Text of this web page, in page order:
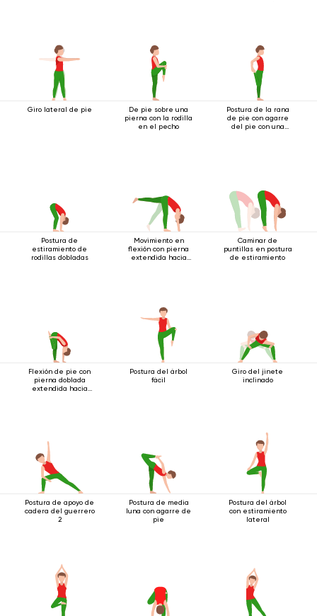
Giro lateral de pie
De pie sobre una
pierna con la rodilla
en el pecho
Postura de la rana
de pie con agarre
del pie con una
Postura de
estiramiento de
rodillas dobladas
Movimiento en
flexión con pierna
extendida hacia
Caminar de
puntillas en postura
de estiramiento
Flexión de pie con
pierna doblada
extendida hacia
Postura del árbol
fácil
Giro del jinete
inclinado
Postura de apoyo de
cadera del guerrero
2
Postura de media
luna con agarre de
pie
Postura del árbol
con estiramiento
lateral